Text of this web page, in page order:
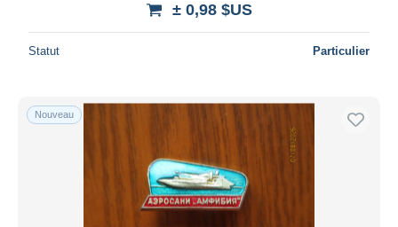
± 0,98 $US
Statut Particulier
Nouveau